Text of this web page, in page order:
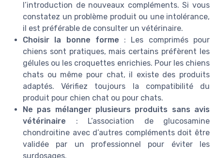
l’introduction de nouveaux compléments. Si vous
constatez un problème produit ou une intolérance,
il est préférable de consulter un vétérinaire.
Choisir la bonne forme : Les comprimés pour
chiens sont pratiques, mais certains préfèrent les
gélules ou les croquettes enrichies. Pour les chiens
chats ou même pour chat, il existe des produits
adaptés. Vérifiez toujours la compatibilité du
produit pour chien chat ou pour chats.
Ne pas mélanger plusieurs produits sans avis
vétérinaire : L’association de glucosamine
chondroitine avec d’autres compléments doit être
validée par un professionnel pour éviter les
surdosages.